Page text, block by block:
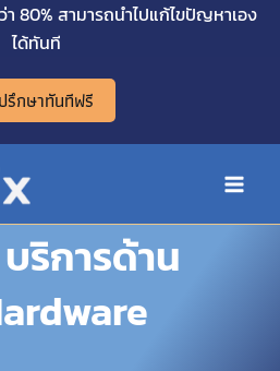
80% สามารถนำไปแก้ไขปัญหาเอง
ได้ทันที
รึกษาทันทีฟรี
Main
ริการด้าน